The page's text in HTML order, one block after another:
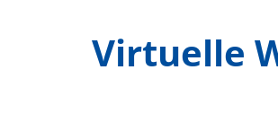
Virtuelle